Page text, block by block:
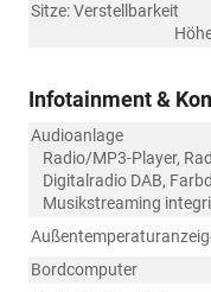
Sitze: Verstellbarkeit
Infotainment &
Audioanlage
Radio/MP3-Player,
Digitalradio DAB,
Musikstreaming
Bordcomputer